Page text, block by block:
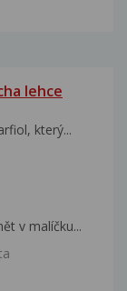
lehce
který...
v malíčku...